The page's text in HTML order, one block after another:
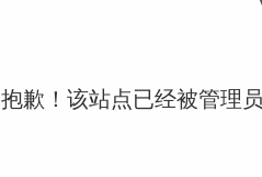
抱歉！该站点已经被管理